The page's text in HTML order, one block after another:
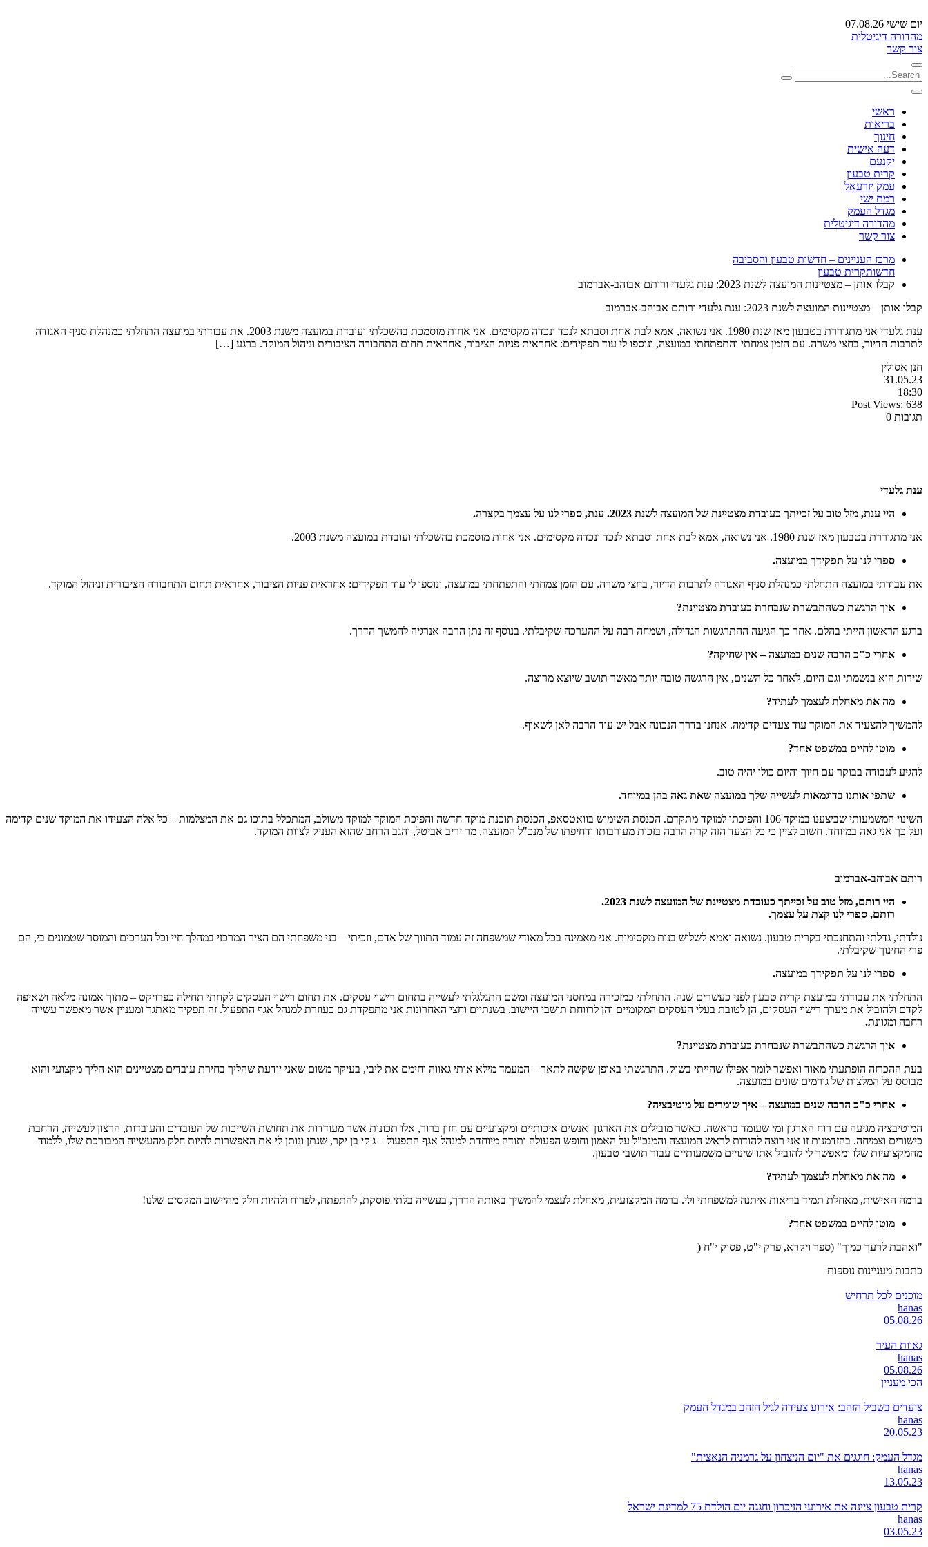
יום שישי 07.08.26
מהדורה דיגיטלית
צור קשר
ראשי
בריאות
חינוך
דעה אישית
יקנעם
קרית טבעון
עמק יזרעאל
רמת ישי
מגדל העמק
מהדורה דיגיטלית
צור קשר
מרכז העניינים – חדשות טבעון והסביבה
חדשותקרית טבעון
קבלו אותן – מצטיינות המועצה לשנת 2023: ענת גלעדי ורותם אבוהב-אברמוב
קבלו אותן – מצטיינות המועצה לשנת 2023: ענת גלעדי ורותם אבוהב-אברמוב
ענת גלעדי אני מתגוררת בטבעון מאז שנת 1980. אני נשואה, אמא לבת אחת וסבתא לנכד ונכדה מקסימים. אני אחות מוסמכת בהשכלתי ועובדת במועצה משנת 2003. את עבודתי במועצה התחלתי כמנהלת סניף האגודה
לתרבות הדיור, בחצי משרה. עם הזמן צמחתי והתפתחתי במועצה, ונוספו לי עוד תפקידים: אחראית פניות הציבור, אחראית תחום התחבורה הציבורית וניהול המוקד. ברגע […]
חנן אסולין
31.05.23
18:30
Post Views: 638
תגובות 0
ענת גלעדי
היי ענת, מזל טוב על זכייתך כעובדת מצטיינת של המועצה לשנת 2023. ענת, ספרי לנו על עצמך בקצרה.
אני מתגוררת בטבעון מאז שנת 1980. אני נשואה, אמא לבת אחת וסבתא לנכד ונכדה מקסימים. אני אחות מוסמכת בהשכלתי ועובדת במועצה משנת 2003.
ספרי לנו על תפקידך במועצה.
את עבודתי במועצה התחלתי כמנהלת סניף האגודה לתרבות הדיור, בחצי משרה. עם הזמן צמחתי והתפתחתי במועצה, ונוספו לי עוד תפקידים: אחראית פניות הציבור, אחראית תחום התחבורה הציבורית וניהול המוקד.
איך הרגשת כשהתבשרת שנבחרת כעובדת מצטיינת?
ברגע הראשון הייתי בהלם. אחר כך הגיעה ההתרגשות הגדולה, ושמחה רבה על ההערכה שקיבלתי. בנוסף זה נתן הרבה אנרגיה להמשך הדרך.
אחרי כ"כ הרבה שנים במועצה – אין שחיקה?
שירות הוא בנשמתי וגם היום, לאחר כל השנים, אין הרגשה טובה יותר מאשר תושב שיוצא מרוצה.
מה את מאחלת לעצמך לעתיד?
להמשיך להצעיד את המוקד עוד צעדים קדימה. אנחנו בדרך הנכונה אבל יש עוד הרבה לאן לשאוף.
מוטו לחיים במשפט אחד?
להגיע לעבודה בבוקר עם חיוך והיום כולו יהיה טוב.
שתפי אותנו בדוגמאות לעשייה שלך במועצה שאת גאה בהן במיוחד.
השינוי המשמעותי שביצענו במוקד 106 והפיכתו למוקד מתקדם. הכנסת השימוש בוואטסאפ, הכנסת תוכנת מוקד חדשה והפיכת המוקד למוקד משולב, המתכלל בתוכו גם את המצלמות – כל אלה הצעידו את המוקד שנים קדימה
ועל כך אני גאה במיוחד. חשוב לציין כי כל הצעד הזה קרה הרבה בזכות מעורבותו ודחיפתו של מנכ"ל המועצה, מר יריב אביטל, והגב הרחב שהוא העניק לצוות המוקד.
רותם אבוהב-אברמוב
היי רותם, מזל טוב על זכייתך כעובדת מצטיינת של המועצה לשנת 2023.
רותם, ספרי לנו קצת על עצמך.
נולדתי, גדלתי והתחנכתי בקרית טבעון. נשואה ואמא לשלוש בנות מקסימות. אני מאמינה בכל מאודי שמשפחה זה עמוד התווך של אדם, וזכיתי – בני משפחתי הם הציר המרכזי במהלך חיי וכל הערכים והמוסר שטמונים בי, הם
פרי החינוך שקיבלתי.
ספרי לנו על תפקידך במועצה.
התחלתי את עבודתי במועצת קרית טבעון לפני כעשרים שנה. התחלתי כמזכירה במחסני המועצה ומשם התגלגלתי לעשייה בתחום רישוי עסקים. את תחום רישוי העסקים לקחתי תחילה כפרויקט – מתוך אמונה מלאה ושאיפה
לקדם ולהוביל את מערך רישוי העסקים, הן לטובת בעלי העסקים המקומיים והן לרווחת תושבי היישוב. בשנתיים וחצי האחרונות אני מתפקדת גם כעוזרת למנהל אגף התפעול. זה תפקיד מאתגר ומעניין אשר מאפשר עשייה
רחבה ומגוונת.
איך הרגשת כשהתבשרת שנבחרת כעובדת מצטיינת?
בעת ההכרזה הופתעתי מאוד ואפשר לומר אפילו שהייתי בשוק. התרגשתי באופן שקשה לתאר – המעמד מילא אותי גאווה וחימם את ליבי, בעיקר משום שאני יודעת שהליך בחירת עובדים מצטיינים הוא הליך מקצועי והוא
מבוסס על המלצות של גורמים שונים במועצה.
אחרי כ"כ הרבה שנים במועצה – איך שומרים על מוטיבציה?
המוטיבציה מגיעה עם רוח הארגון ומי שעומד בראשה. כאשר מובילים את הארגון אנשים איכותיים ומקצועיים עם חזון ברור, אלו תכונות אשר מעודדות את תחושת השייכות של העובדים והעובדות, הרצון לעשייה, הרחבת
כישורים וצמיחה. בהזדמנות זו אני רוצה להודות לראש המועצה והמנכ"ל על האמון וחופש הפעולה ותודה מיוחדת למנהל אגף התפעול – ג'קי בן יקר, שנתן ונותן לי את האפשרות להיות חלק מהעשייה המבורכת שלו, ללמוד
מהמקצועיות שלו ומאפשר לי להוביל אתו שינויים משמעותיים עבור תושבי טבעון.
מה את מאחלת לעצמך לעתיד?
ברמה האישית, מאחלת תמיד בריאות איתנה למשפחתי ולי. ברמה המקצועית, מאחלת לעצמי להמשיך באותה הדרך, בעשייה בלתי פוסקת, להתפתח, לפרוח ולהיות חלק מהיישוב המקסים שלנו!
מוטו לחיים במשפט אחד?
"ואהבת לרעך כמוך" (ספר ויקרא, פרק י"ט, פסוק י"ח (
כתבות מעניינות נוספות
מוכנים לכל תרחיש
hanas
05.08.26
גאוות העיר
hanas
05.08.26
הכי מעניין
צועדים בשביל הזהב: אירוע צעידה לגיל הזהב במגדל העמק
hanas
20.05.23
מגדל העמק: חוגגים את "יום הניצחון על גרמניה הנאצית"
hanas
13.05.23
קרית טבעון ציינה את אירועי הזיכרון וחגגה יום הולדת 75 למדינת ישראל
hanas
03.05.23